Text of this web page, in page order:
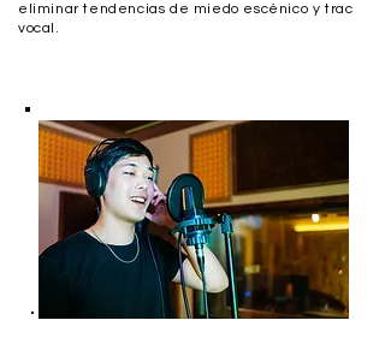
eliminar tendencias de miedo escénico y trac
vocal.